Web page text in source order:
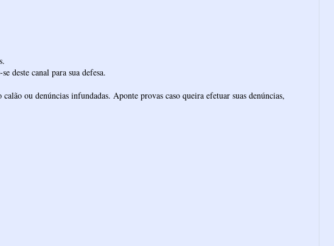
deste canal para sua defesa.
ou denúncias infundadas. Aponte provas caso queira efetuar suas denúncias,